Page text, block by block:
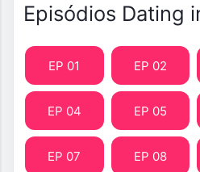
Episódios Dating
EP 01 EP 02
EP 04 EP 05
EP 07 EP 08